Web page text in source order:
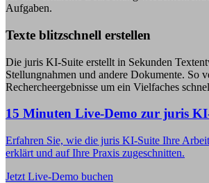
Aufgaben.
Texte blitzschnell erstellen
Die juris KI-Suite erstellt in Sekunden
Stellungnahmen und andere Dokumente. So
Rechercheergebnisse um ein Vielfaches
15 Minuten Live-Demo zur juris
Erfahren Sie, wie die juris KI-Suite Ihre
erklärt und auf Ihre Praxis zugeschnitten.
Jetzt Live-Demo buchen